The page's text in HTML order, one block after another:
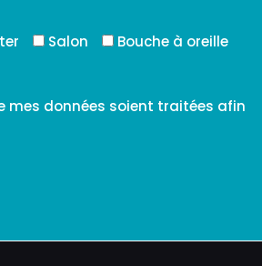
Salon Bouche à oreille
mes données soient traitées afin